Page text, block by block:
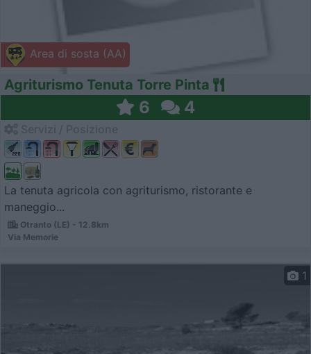
Area di sosta (AA)
Agriturismo Tenuta Torre Pinta
6 4
La tenuta agricola con agriturismo, ristorante e
maneggio...
Otranto (LE) - 12.8km
Via Memorie
1